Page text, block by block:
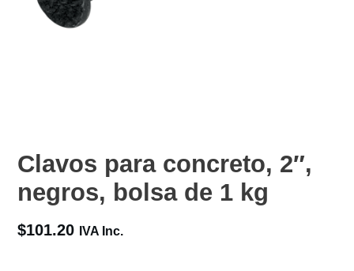
Clavos para concreto, 2″,
negros, bolsa de 1 kg
$101.20 IVA Inc.